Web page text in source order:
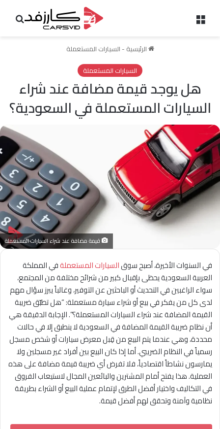
الرئيسية - السيارات المستعملة
السيارات المستعملة
هل يوجد قيمة مضافة عند شراء
السيارات المستعملة في السعودية؟
قيمة مضافة عند شراء السيارات المستعملة
في السنوات الأخيرة، أصبح سوقالسيارات المستعملةفي المملكة
العربية السعودية يحظى بإقبال كبير من شرائح مختلفة من المجتمع،
سواء الراغبين في التحديث أو الباحثين عن التوفير، وغالباً يبرز سؤال مهم
لدى كل من يفكر في بيع أو شراء سيارة مستعملة: “هل تطبّق ضريبة
القيمة المضافة عند شراء السيارات المستعملة؟”. الإجابة الدقيقة هي
أن نظام ضريبة القيمة المضافة في السعودية لا ينطبق إلا في حالات
محددة، وهي عندما يتم البيع من قِبل معرض سيارات أو شخص مسجل
رسمياً في النظام الضريبي. أما إذا كان البيع بين أفراد غير مسجلين ولا
يمارسون نشاطاً اقتصادياً، فلا تفرض أي ضريبة قيمة مضافة على هذه
العملية. هذا يفتح أمام المشترين والبائعين المجال لاستيعاب الفروق
في التكاليف واختيار أفضل الطرق لإتمام عملية البيع أو الشراء بطريقة
نظامية وآمنة وتحقق لهم أفضل قيمة.